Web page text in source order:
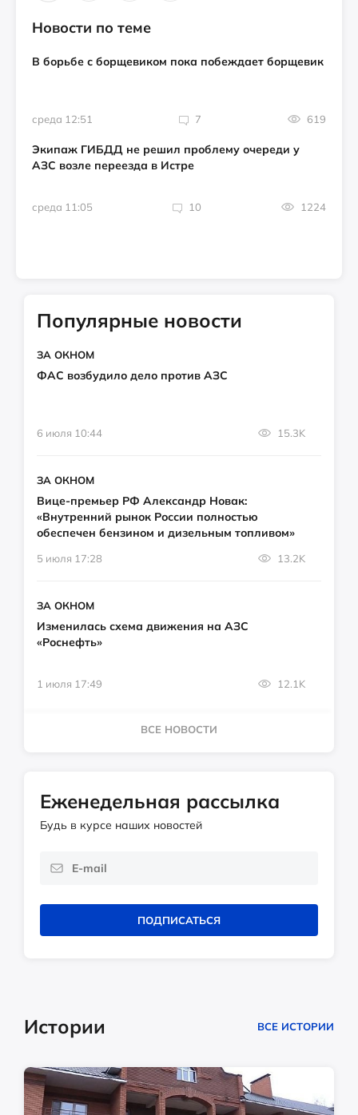
Новости по теме
В борьбе с борщевиком пока побеждает борщевик
среда 12:51 7 619
Экипаж ГИБДД не решил проблему очереди у
АЗС возле переезда в Истре
среда 11:05 10 1224
Популярные новости
ЗА ОКНОМ
ФАС возбудило дело против АЗС
6 июля 10:44 15.3K
ЗА ОКНОМ
Вице-премьер РФ Александр Новак:
«Внутренний рынок России полностью
обеспечен бензином и дизельным топливом»
5 июля 17:28 13.2K
ЗА ОКНОМ
Изменилась схема движения на АЗС
«Роснефть»
1 июля 17:49 12.1K
ВСЕ НОВОСТИ
Еженедельная рассылка
Будь в курсе наших новостей
ПОДПИСАТЬСЯ
Истории ВСЕ ИСТОРИИ